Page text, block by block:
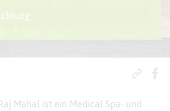
Mahal ist ein Medical Spa- und